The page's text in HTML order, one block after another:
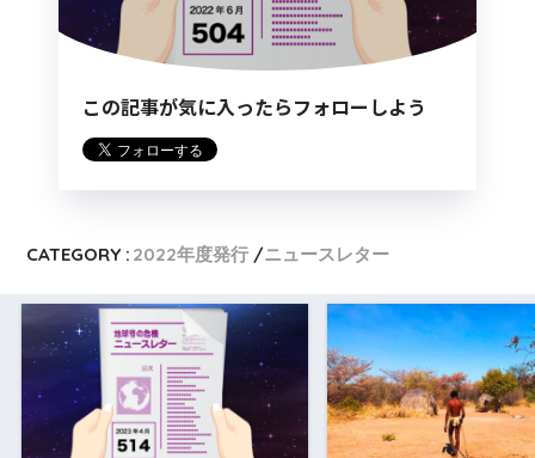
この記事が気に入ったらフォローしよう
CATEGORY : 2022年度発行 ニュースレター